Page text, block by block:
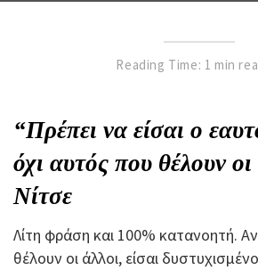
Reading Time: 1 min
“Πρέπει να είσαι ο
όχι αυτός που θέλουν
Νίτσε
Λίτη φράση και 100% κατανοητή.
θέλουν οι άλλοι, είσαι